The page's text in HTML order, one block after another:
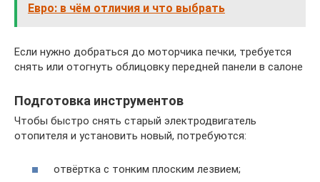
Евро: в чём отличия и что выбрать
Если нужно добраться до моторчика печки, требуется
снять или отогнуть облицовку передней панели в салоне
Подготовка инструментов
Чтобы быстро снять старый электродвигатель
отопителя и установить новый, потребуются:
отвёртка с тонким плоским лезвием;